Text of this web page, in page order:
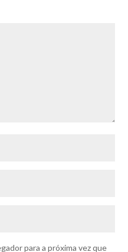
para a próxima vez que